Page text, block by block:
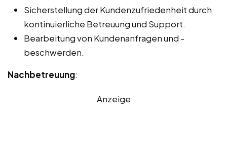
Sicherstellung der Kundenzufriedenheit durch
kontinuierliche Betreuung und Support.
Bearbeitung von Kundenanfragen und -
beschwerden.
Nachbetreuung:
Anzeige